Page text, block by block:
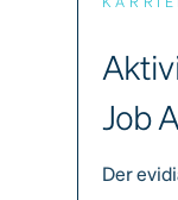
Job
Der